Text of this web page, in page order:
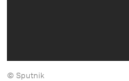
© Sputnik